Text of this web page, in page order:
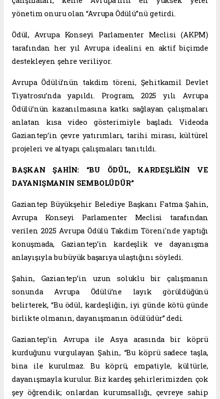
yönetim onuru olan “Avrupa Ödülü”nü getirdi.
Ödül, Avrupa Konseyi Parlamenter Meclisi (AKPM)
tarafından her yıl Avrupa idealini en aktif biçimde
destekleyen şehre veriliyor.
Avrupa Ödülü’nün takdim töreni, Şehitkamil Devlet
Tiyatrosu’nda yapıldı. Program, 2025 yılı Avrupa
Ödülü’nün kazanılmasına katkı sağlayan çalışmaları
anlatan kısa video gösterimiyle başladı. Videoda
Gaziantep’in çevre yatırımları, tarihi mirası, kültürel
projeleri ve altyapı çalışmaları tanıtıldı.
BAŞKAN ŞAHİN: “BU ÖDÜL, KARDEŞLİĞİN VE
DAYANIŞMANIN SEMBOLÜDÜR”
Gaziantep Büyükşehir Belediye Başkanı Fatma Şahin,
Avrupa Konseyi Parlamenter Meclisi tarafından
verilen 2025 Avrupa Ödülü Takdim Töreni'nde yaptığı
konuşmada, Gaziantep’in kardeşlik ve dayanışma
anlayışıyla bu büyük başarıya ulaştığını söyledi.
Şahin, Gaziantep’in uzun soluklu bir çalışmanın
sonunda Avrupa Ödülü’ne layık görüldüğünü
belirterek, “Bu ödül, kardeşliğin, iyi günde kötü günde
birlikte olmanın, dayanışmanın ödülüdür” dedi.
Gaziantep’in Avrupa ile Asya arasında bir köprü
kurduğunu vurgulayan Şahin, “Bu köprü sadece taşla,
bina ile kurulmaz. Bu köprü, empatiyle, kültürle,
dayanışmayla kurulur. Biz kardeş şehirlerimizden çok
şey öğrendik; onlardan kurumsallığı, çevreye sahip